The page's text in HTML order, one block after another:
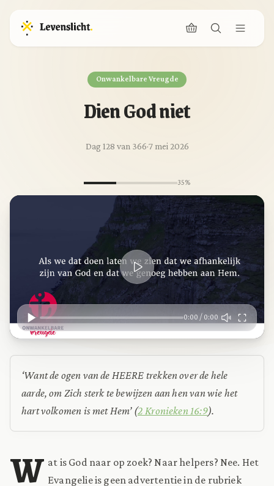
Onwankelbare Vreugde
Dien God niet
Dag 128 van 366·7 mei 2026
35%
0:00 / 0:00
‘Want de ogen van de HEERE trekken over de hele
aarde, om Zich sterk te bewijzen aan hen van wie het
hart volkomen is met Hem’ (2 Kronieken 16:9).
W at is God naar op zoek? Naar helpers? Nee. Het
Evangelie is geen advertentie in de rubriek